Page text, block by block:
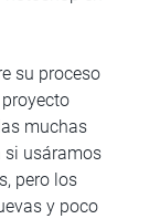
su proceso
muchas
si usáramos
pero los
y poco